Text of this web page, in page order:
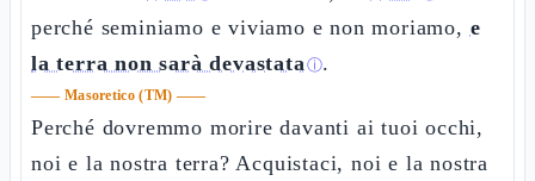
perché seminiamo e viviamo e non moriamo, e
la terra non sarà devastataⓘ.
—— Masoretico (TM) ——
Perché dovremmo morire davanti ai tuoi occhi,
noi e la nostra terra? Acquistaci, noi e la nostra